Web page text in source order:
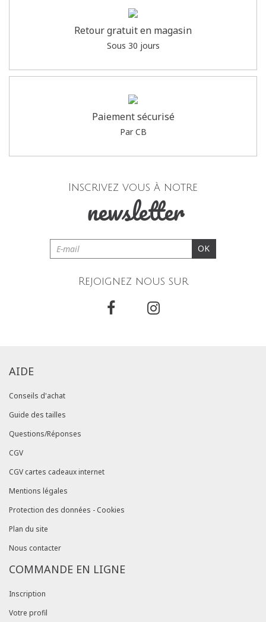
Retour gratuit en magasin
Sous 30 jours
Paiement sécurisé
Par CB
Inscrivez vous à notre
newsletter
OK
Rejoignez nous sur
AIDE
Conseils d'achat
Guide des tailles
Questions/Réponses
CGV
CGV cartes cadeaux internet
Mentions légales
Protection des données - Cookies
Plan du site
Nous contacter
COMMANDE EN LIGNE
Inscription
Votre profil